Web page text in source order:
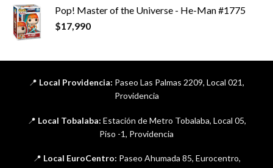
Pop! Master of the Universe - He-Man #1775
$17,990
📍 Local Providencia: Paseo Las Palmas 2209, Local 021,
Providencia
📍 Local Tobalaba: Estación de Metro Tobalaba, Local 05,
Piso -1, Providencia
📍 Local EuroCentro: Paseo Ahumada 85, Eurocentro,